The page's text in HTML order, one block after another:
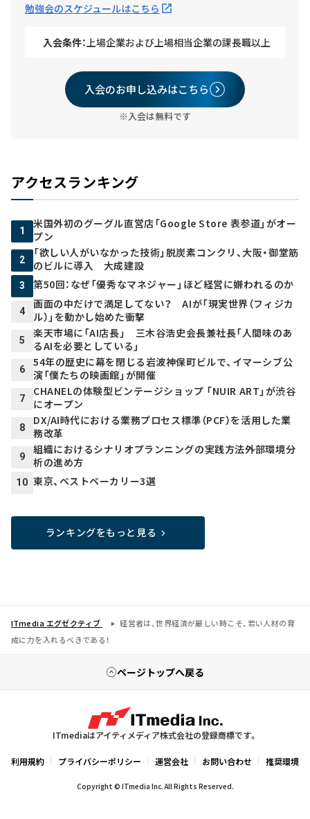
勉強会のスケジュールはこちら
入会条件： 上場企業および上場相当企業の課長職以上
入会のお申し込みはこちら
※入会は無料です
アクセスランキング
1
米国外初のグーグル直営店「Google Store 表参道」がオー
プン
2
「欲しい人がいなかった技術」脱炭素コンクリ、大阪・御堂筋
のビルに導入 大成建設
3 第50回：なぜ「優秀なマネジャー」ほど経営に嫌われるのか
4
画面の中だけで満足してない？ AIが「現実世界（フィジカ
ル）」を動かし始めた衝撃
5
楽天市場に「AI店長」 三木谷浩史会長兼社長「人間味のあ
るAIを必要としている」
6
54年の歴史に幕を閉じる岩波神保町ビルで、イマーシブ公
演「僕たちの映画館」が開催
7
CHANELの体験型ビンテージショップ 「NUIR ART」が渋谷
にオープン
8
DX/AI時代における業務プロセス標準（PCF）を活用した業
務改革
9
組織におけるシナリオプランニングの実践方法――外部環境分
析の進め方
10 東京、ベストベーカリー3選
ランキングをもっと見る
ITmedia エグゼクティブ
経営者は、世界経済が厳しい時こそ、若い人材の育
成に力を入れるべきである！
ページトップへ戻る
ITmediaはアイティメディア株式会社の登録商標です。
利用規約 プライバシーポリシー 運営会社 お問い合わせ 推奨環境
Copyright © ITmedia Inc. All Rights Reserved.